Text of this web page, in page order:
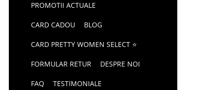
PROMOTII ACTUALE
CARD CADOU BLOG
CARD PRETTY WOMEN SELECT ⭐
FORMULAR RETUR DESPRE NOI
FAQ TESTIMONIALE